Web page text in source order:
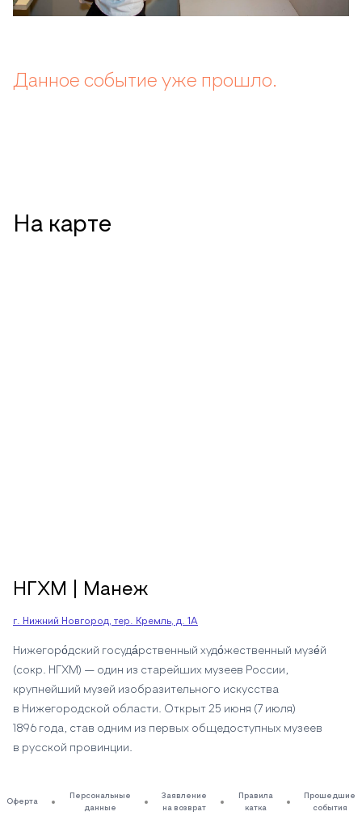
Данное событие уже прошло.
На карте
НГХМ | Манеж
г. Нижний Новгород, тер. Кремль, д. 1А
Нижегоро́дский госуда́рственный худо́жественный музе́й
(сокр. НГХМ) — один из старейших музеев России,
крупнейший музей изобразительного искусства
в Нижегородской области. Открыт 25 июня (7 июля)
1896 года, став одним из первых общедоступных музеев
в русской провинции.
Оферта
Персональные
данные
Заявление
на возврат
Правила
катка
Прошедшие
события